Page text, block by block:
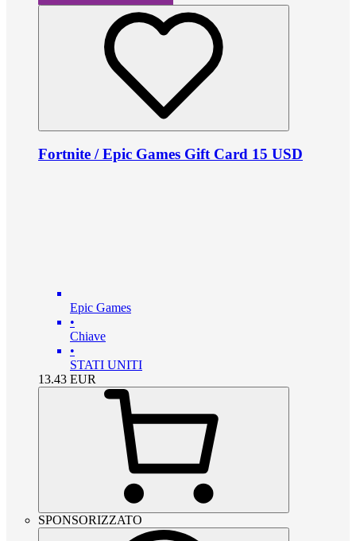
Fortnite / Epic Games Gift Card 15 USD
Epic Games
•
Chiave
•
STATI UNITI
13.43 EUR
SPONSORIZZATO